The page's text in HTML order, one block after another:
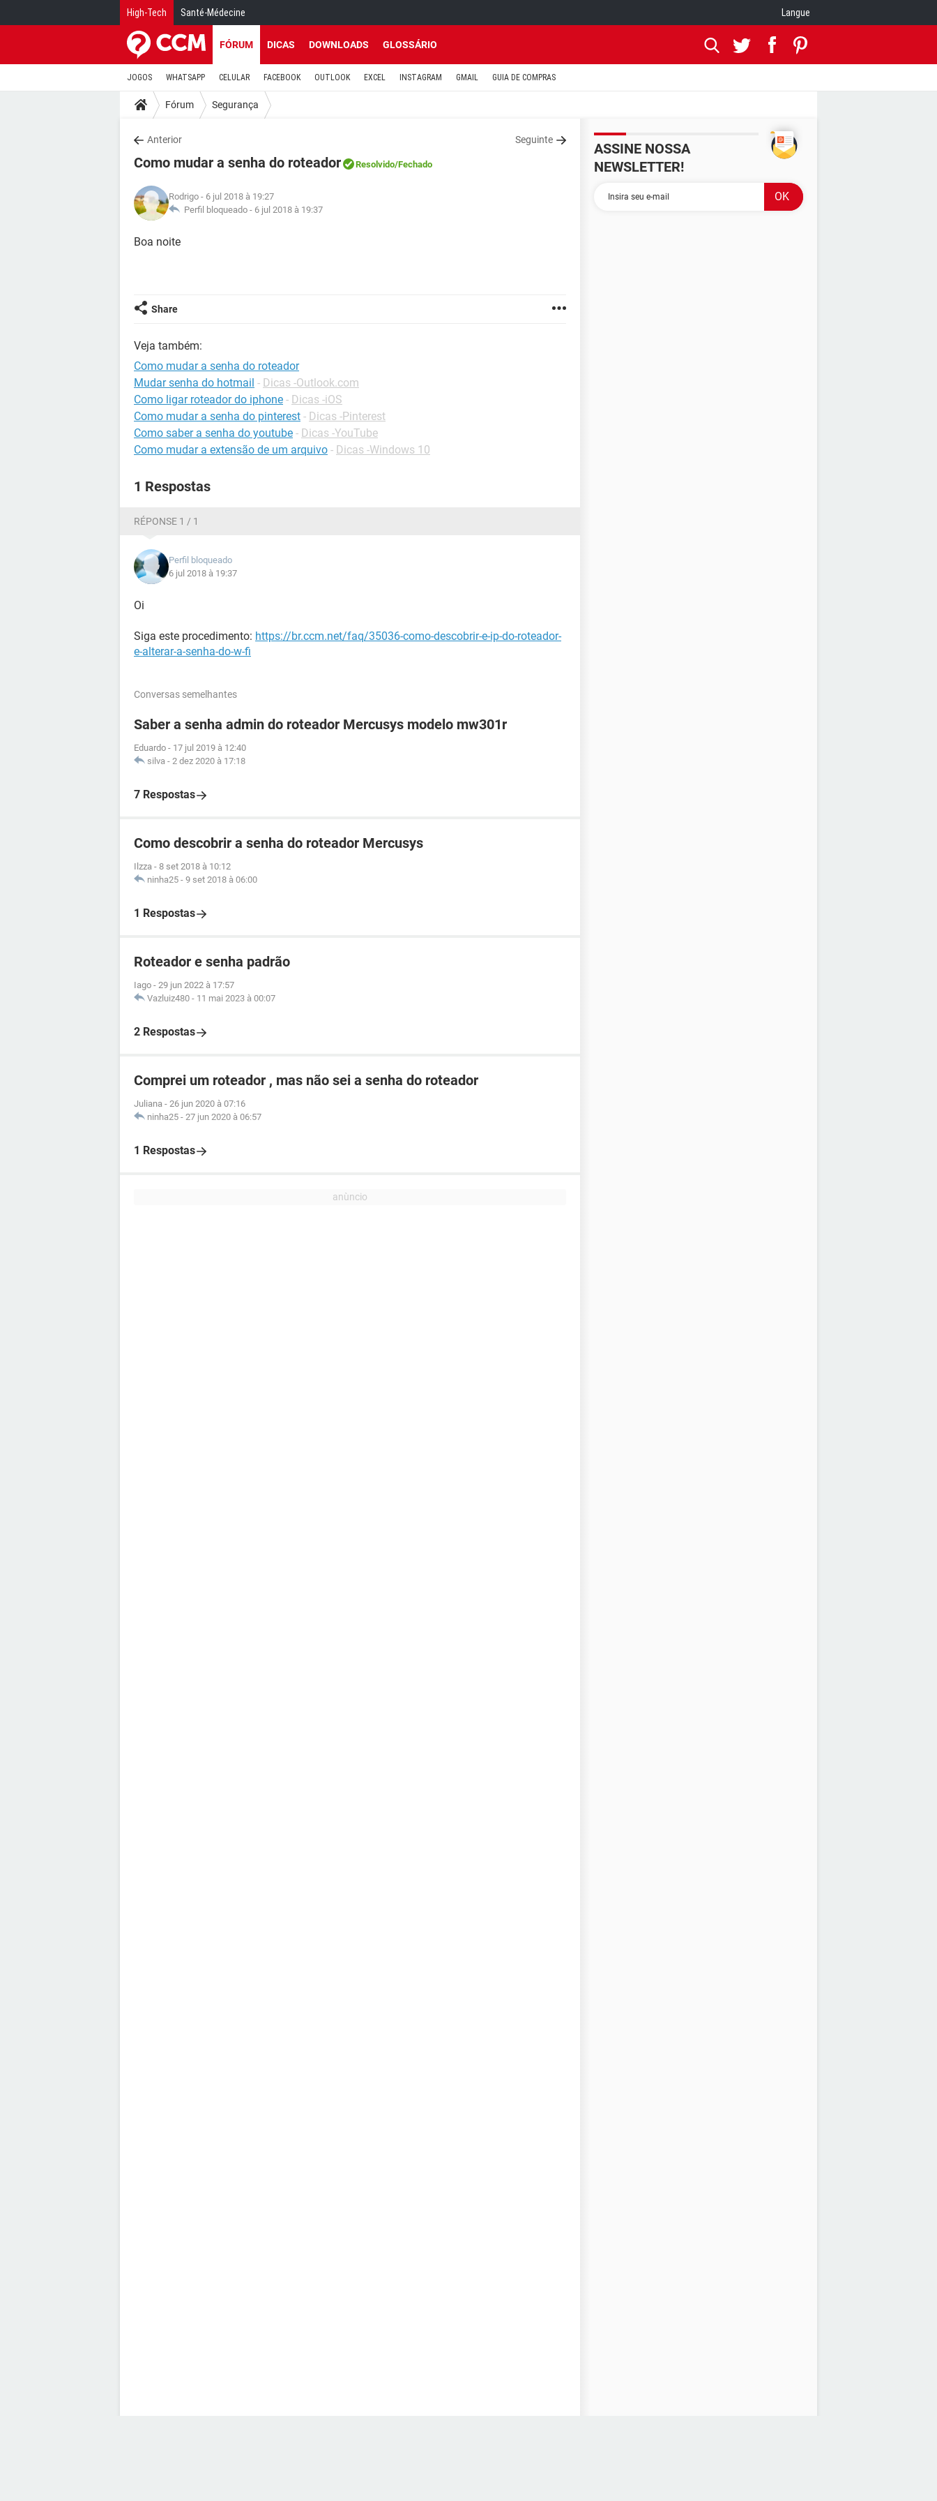
High-Tech Santé-Médecine Langue
FÓRUM DICAS DOWNLOADS GLOSSÁRIO
JOGOS WHATSAPP CELULAR FACEBOOK OUTLOOK EXCEL INSTAGRAM GMAIL GUIA DE COMPRAS
Fórum Segurança
Anterior Seguinte
Como mudar a senha do roteador Resolvido/Fechado
Rodrigo - 6 jul 2018 à 19:27
Perfil bloqueado - 6 jul 2018 à 19:37
Boa noite
Share
Veja também:
Como mudar a senha do roteador
Mudar senha do hotmail - Dicas -Outlook.com
Como ligar roteador do iphone - Dicas -iOS
Como mudar a senha do pinterest - Dicas -Pinterest
Como saber a senha do youtube - Dicas -YouTube
Como mudar a extensão de um arquivo - Dicas -Windows 10
1 Respostas
RÉPONSE 1 / 1
Perfil bloqueado
6 jul 2018 à 19:37
Oi
Siga este procedimento: https://br.ccm.net/faq/35036-como-descobrir-e-ip-do-roteador-
e-alterar-a-senha-do-w-fi
Conversas semelhantes
Saber a senha admin do roteador Mercusys modelo mw301r
Eduardo - 17 jul 2019 à 12:40
silva - 2 dez 2020 à 17:18
7 Respostas
Como descobrir a senha do roteador Mercusys
Ilzza - 8 set 2018 à 10:12
ninha25 - 9 set 2018 à 06:00
1 Respostas
Roteador e senha padrão
Iago - 29 jun 2022 à 17:57
Vazluiz480 - 11 mai 2023 à 00:07
2 Respostas
Comprei um roteador , mas não sei a senha do roteador
Juliana - 26 jun 2020 à 07:16
ninha25 - 27 jun 2020 à 06:57
1 Respostas
ASSINE NOSSA
NEWSLETTER!